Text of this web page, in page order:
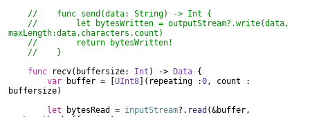
// func send(data: String) -> Int {
// let bytesWritten = outputStream?.write(data,
maxLength:data.characters.count)
// return bytesWritten!
// }
func recv(buffersize: Int ) -> Data {
var buffer = [ UInt8 ](repeating :0, count :
buffersize)
let bytesRead = inputStream?. read (&buffer,